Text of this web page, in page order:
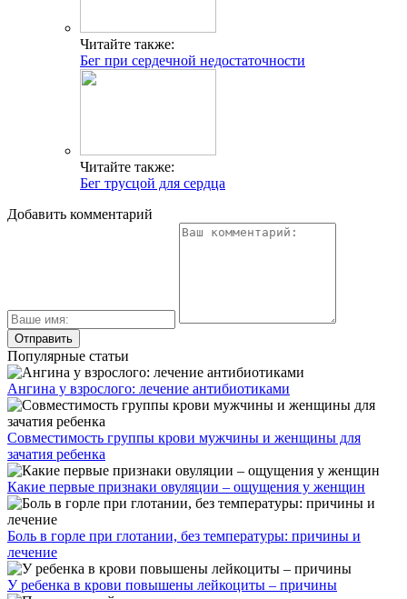
Читайте также:
Бег при сердечной недостаточности
Читайте также:
Бег трусцой для сердца
Добавить комментарий
Популярные статьи
Ангина у взрослого: лечение антибиотиками
Совместимость группы крови мужчины и женщины для
зачатия ребенка
Какие первые признаки овуляции – ощущения у женщин
Боль в горле при глотании, без температуры: причины и
лечение
У ребенка в крови повышены лейкоциты – причины